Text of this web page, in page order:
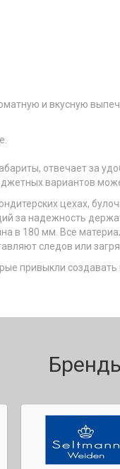
и вкусную
отвечает за
вариантов
цехах,
за надежность
в 180 мм. Все
следов или
привыкли